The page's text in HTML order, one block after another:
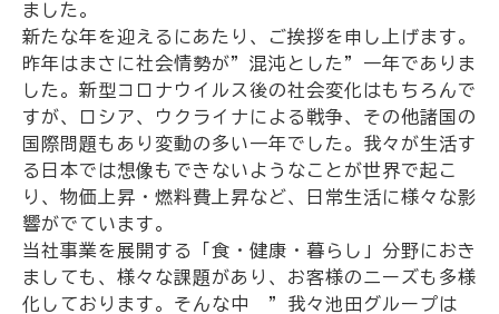
ました。
新たな年を迎えるにあたり、ご挨拶を申し上げます。
昨年はまさに社会情勢が”混沌とした”一年でありま
した。新型コロナウイルス後の社会変化はもちろんで
すが、ロシア、ウクライナによる戦争、その他諸国の
国際問題もあり変動の多い一年でした。我々が生活す
る日本では想像もできないようなことが世界で起こ
り、物価上昇・燃料費上昇など、日常生活に様々な影
響がでています。
当社事業を展開する「食・健康・暮らし」分野におき
ましても、様々な課題があり、お客様のニーズも多様
化しております。そんな中 ”我々池田グループは